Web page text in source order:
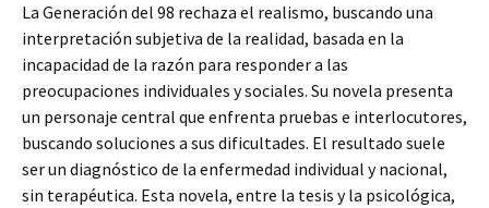
La Generación del 98 rechaza el realismo, buscando una
interpretación subjetiva de la realidad, basada en la
incapacidad de la razón para responder a las
preocupaciones individuales y sociales. Su novela presenta
un personaje central que enfrenta pruebas e interlocutores,
buscando soluciones a sus dificultades. El resultado suele
ser un diagnóstico de la enfermedad individual y nacional,
sin terapéutica. Esta novela, entre la tesis y la psicológica,